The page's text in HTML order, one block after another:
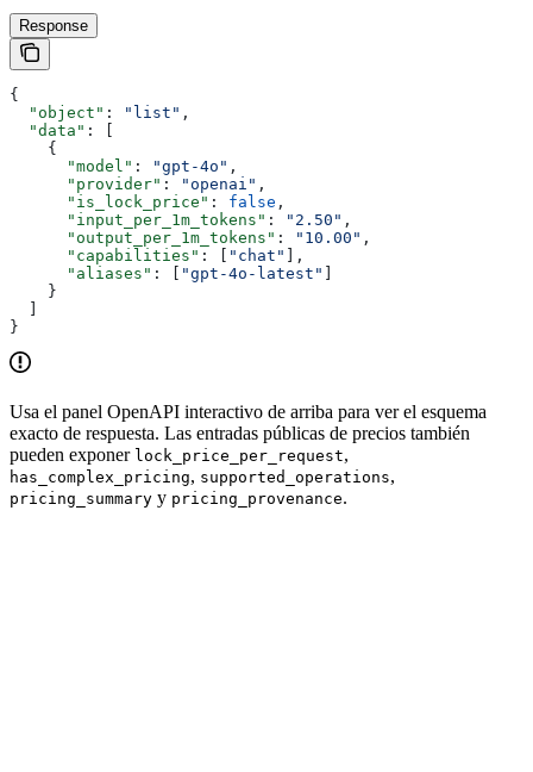
Response
{
  "object"
: "list" ,
  "data"
: [
    {
      "model"
: "gpt-4o" ,
      "provider"
: "openai" ,
      "is_lock_price"
: false ,
      "input_per_1m_tokens"
: "2.50" ,
      "output_per_1m_tokens"
: "10.00" ,
      "capabilities"
: [ "chat"
],
      "aliases"
: [ "gpt-4o-latest"
    }
}
Usa el panel OpenAPI interactivo de arriba para ver el esquema
exacto de respuesta. Las entradas públicas de precios también
pueden exponer lock_price_per_request,
has_complex_pricing, supported_operations,
pricing_summary y pricing_provenance.